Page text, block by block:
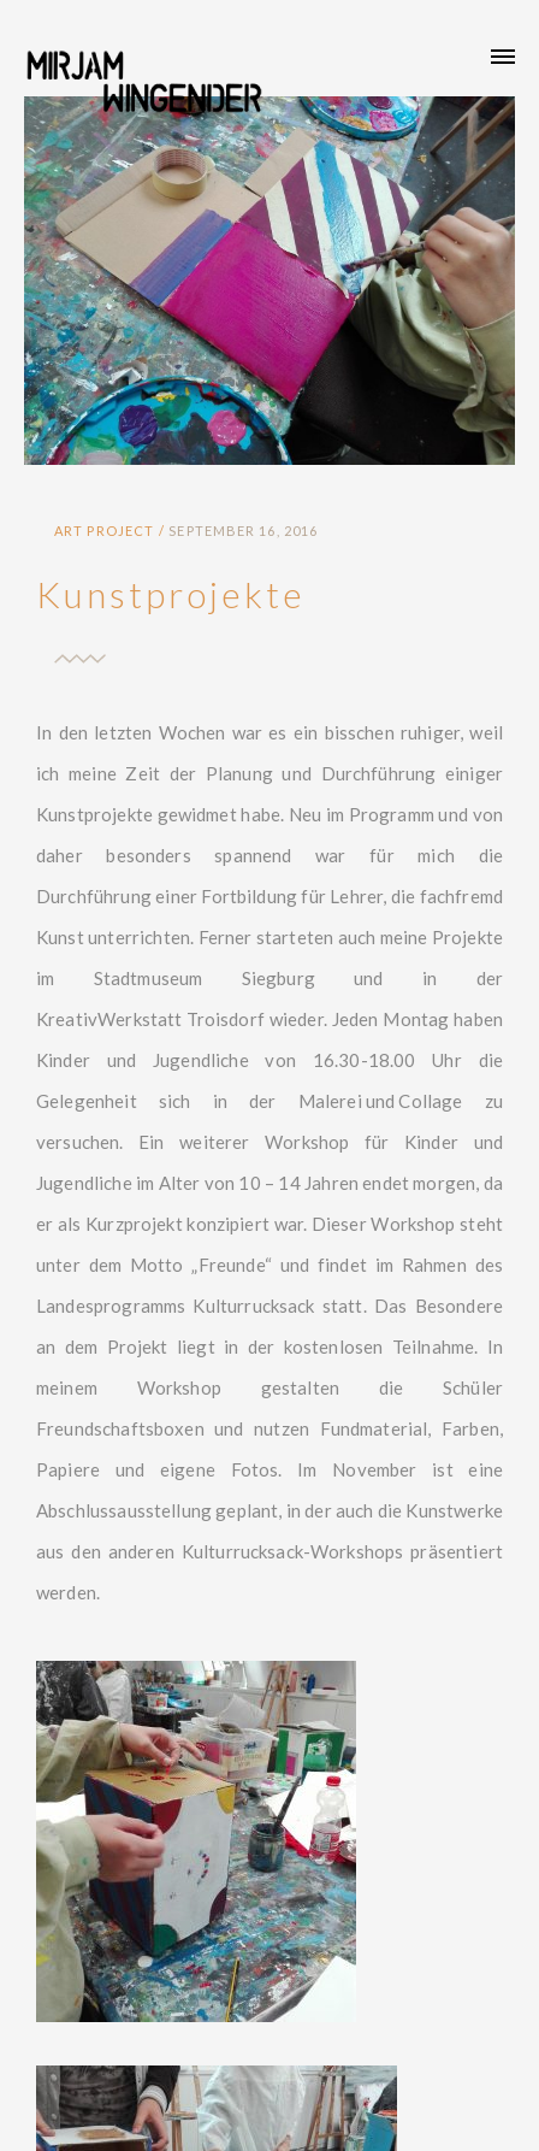
ART PROJECT SEPTEMBER 16, 2016
Kunstprojekte
In den letzten Wochen war es ein bisschen ruhiger, weil
ich meine Zeit der Planung und Durchführung einiger
Kunstprojekte gewidmet habe. Neu im Programm und von
daher besonders spannend war für mich die
Durchführung einer Fortbildung für Lehrer, die fachfremd
Kunst unterrichten. Ferner starteten auch meine Projekte
im Stadtmuseum Siegburg und in der
KreativWerkstatt Troisdorfwieder. Jeden Montag haben
Kinder und Jugendliche von 16.30-18.00 Uhr die
Gelegenheit sich in der Malerei und Collage zu
versuchen. Ein weiterer Workshop für Kinder und
Jugendliche im Alter von 10 – 14 Jahren endet morgen, da
er als Kurzprojekt konzipiert war. Dieser Workshop steht
unter dem Motto „Freunde“ und findet im Rahmen des
Landesprogramms Kulturrucksack statt. Das Besondere
an dem Projekt liegt in der kostenlosen Teilnahme. In
meinem Workshop gestalten die Schüler
Freundschaftsboxen und nutzen Fundmaterial, Farben,
Papiere und eigene Fotos. Im November ist eine
Abschlussausstellung geplant, in der auch die Kunstwerke
aus den anderen Kulturrucksack-Workshops präsentiert
werden.